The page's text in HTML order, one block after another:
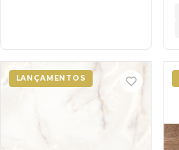
LANÇAMENTOS